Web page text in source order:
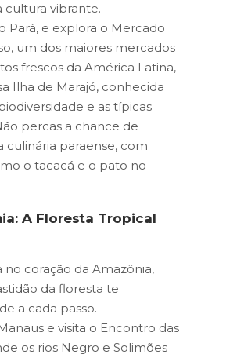
cultura vibrante.
Pará, e explora o Mercado
um dos maiores mercados
frescos da América Latina,
Ilha de Marajó, conhecida
e as típicas
percas a chance de
culinária paraense, com
o tacacá e o pato no
A Floresta Tropical
no coração da Amazônia,
da floresta te
a cada passo.
e visita o Encontro das
os rios Negro e Solimões